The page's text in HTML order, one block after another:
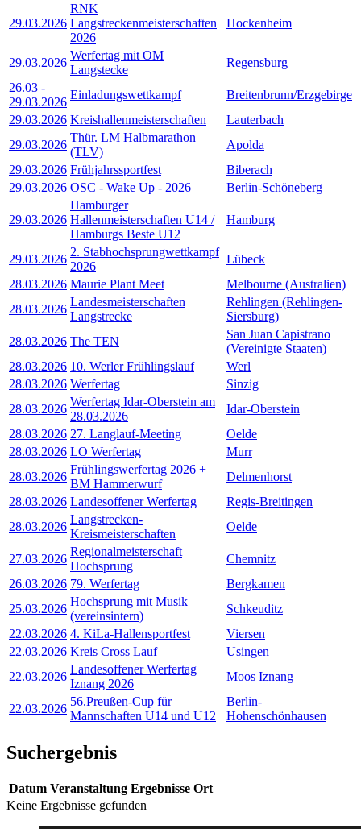
29.03.2026
RNK
Langstreckenmeisterschaften
2026
Hockenheim
29.03.2026
Werfertag mit OM
Langstecke
Regensburg
26.03 -
29.03.2026
Einladungswettkampf
Breitenbrunn/Erzgebirge
29.03.2026 Kreishallenmeisterschaften
Lauterbach
29.03.2026
Thür. LM Halbmarathon
(TLV)
Apolda
29.03.2026 Frühjahrssportfest
Biberach
29.03.2026 OSC - Wake Up - 2026 Berlin-Schöneberg
29.03.2026
Hamburger
Hallenmeisterschaften U14 /
Hamburgs Beste U12
Hamburg
29.03.2026
2. Stabhochsprungwettkampf
2026
Lübeck
28.03.2026 Maurie Plant Meet
Melbourne (Australien)
28.03.2026
Landesmeisterschaften
Langstrecke
Rehlingen (Rehlingen-
Siersburg)
28.03.2026 The TEN
San Juan Capistrano
(Vereinigte Staaten)
28.03.2026 10. Werler Frühlingslauf
Werl
28.03.2026 Werfertag
Sinzig
28.03.2026
Werfertag Idar-Oberstein am
28.03.2026
Idar-Oberstein
28.03.2026 27. Langlauf-Meeting
Oelde
28.03.2026 LO Werfertag
Murr
28.03.2026
Frühlingswerfertag 2026 +
BM Hammerwurf
Delmenhorst
28.03.2026 Landesoffener Werfertag
Regis-Breitingen
28.03.2026
Langstrecken-
Kreismeisterschaften
Oelde
27.03.2026
Regionalmeisterschaft
Hochsprung
Chemnitz
26.03.2026 79. Werfertag
Bergkamen
25.03.2026
Hochsprung mit Musik
(vereinsintern)
Schkeuditz
22.03.2026 4. KiLa-Hallensportfest
Viersen
22.03.2026 Kreis Cross Lauf
Usingen
22.03.2026
Landesoffener Werfertag
Iznang 2026
Moos Iznang
22.03.2026
56.Preußen-Cup für
Mannschaften U14 und U12
Berlin-
Hohenschönhausen
Suchergebnis
Datum Veranstaltung Ergebnisse Ort
Keine Ergebnisse gefunden